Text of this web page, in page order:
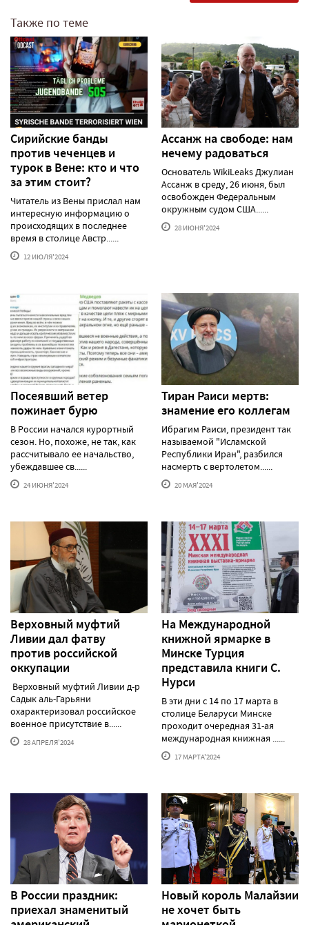
Также по теме
Сирийские банды
против чеченцев и
турок в Вене: кто и что
за этим стоит?
Читатель из Вены прислал нам
интересную информацию о
происходящих в последнее
время в столице Австр......
12 ИЮЛЯ'2024
Ассанж на свободе: нам
нечему радоваться
Основатель WikiLeaks Джулиан
Ассанж в среду, 26 июня, был
освобожден Федеральным
окружным судом США......
28 ИЮНЯ'2024
Посеявший ветер
пожинает бурю
В России начался курортный
сезон. Но, похоже, не так, как
рассчитывало ее начальство,
убеждавшее св......
24 ИЮНЯ'2024
Тиран Раиси мертв:
знамение его коллегам
Ибрагим Раиси, президент так
называемой "Исламской
Республики Иран", разбился
насмерть с вертолетом......
20 МАЯ'2024
Верховный муфтий
Ливии дал фатву
против российской
оккупации
Верховный муфтий Ливии д-р
Садык аль-Гарьяни
охарактеризовал российское
военное присутствие в......
28 АПРЕЛЯ'2024
На Международной
книжной ярмарке в
Минске Турция
представила книги С.
Нурси
В эти дни с 14 по 17 марта в
столице Беларуси Минске
проходит очередная 31-ая
международная книжная ......
17 МАРТА'2024
В России праздник:
приехал знаменитый
Новый король Малайзии
не хочет быть